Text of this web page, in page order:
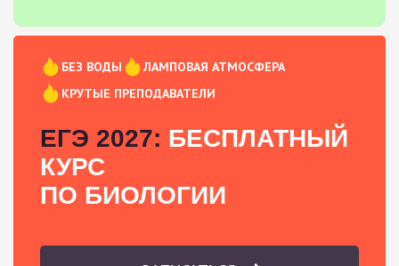
БЕЗ ВОДЫ
ЛАМПОВАЯ АТМОСФЕРА
КРУТЫЕ ПРЕПОДАВАТЕЛИ
ЕГЭ 2027: БЕСПЛАТНЫЙ
КУРС
ПО БИОЛОГИИ